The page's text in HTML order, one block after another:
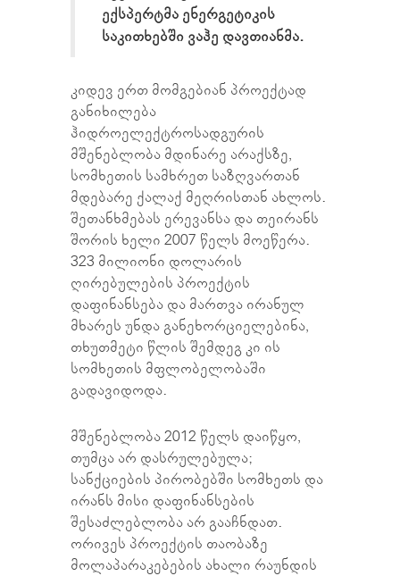
ექსპერტმა ენერგეტიკის
საკითხებში ვაჰე დავთიანმა.
კიდევ ერთ მომგებიან პროექტად
განიხილება
ჰიდროელექტროსადგურის
მშენებლობა მდინარე არაქსზე,
სომხეთის სამხრეთ საზღვართან
მდებარე ქალაქ მეღრისთან ახლოს.
შეთანხმებას ერევანსა და თეირანს
შორის ხელი 2007 წელს მოეწერა.
323 მილიონი დოლარის
ღირებულების პროექტის
დაფინანსება და მართვა ირანულ
მხარეს უნდა განეხორციელებინა,
თხუთმეტი წლის შემდეგ კი ის
სომხეთის მფლობელობაში
გადავიდოდა.
მშენებლობა 2012 წელს დაიწყო,
თუმცა არ დასრულებულა;
სანქციების პირობებში სომხეთს და
ირანს მისი დაფინანსების
შესაძლებლობა არ გააჩნდათ.
ორივეს პროექტის თაობაზე
მოლაპარაკებების ახალი რაუნდის